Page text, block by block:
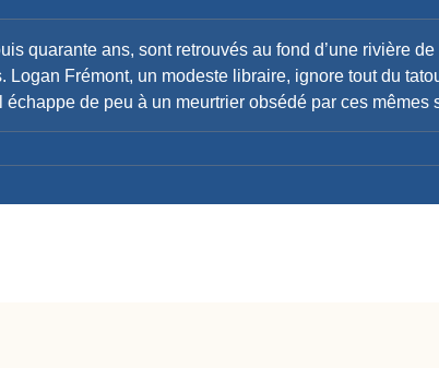
quarante ans, sont retrouvés au fond d’une rivière
Logan Frémont, un modeste libraire, ignore tout du
échappe de peu à un meurtrier obsédé par ces mêmes